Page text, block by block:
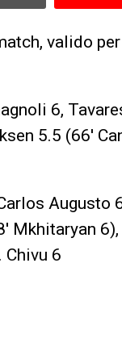
valido
6,
5.5 (66′
Augusto
Mkhitaryan
. Chivu 6